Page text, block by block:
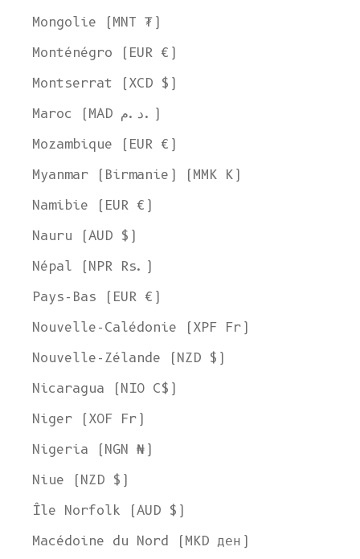
Mongolie (MNT ₮)
Monténégro (EUR €)
Montserrat (XCD $)
Maroc (MAD د.م.)
Mozambique (EUR €)
Myanmar (Birmanie) (MMK K)
Namibie (EUR €)
Nauru (AUD $)
Népal (NPR Rs.)
Pays-Bas (EUR €)
Nouvelle-Calédonie (XPF Fr)
Nouvelle-Zélande (NZD $)
Nicaragua (NIO C$)
Niger (XOF Fr)
Nigeria (NGN ₦)
Niue (NZD $)
Île Norfolk (AUD $)
Macédoine du Nord (MKD ден)